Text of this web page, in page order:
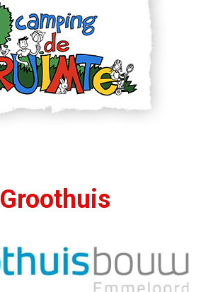
Groothuis